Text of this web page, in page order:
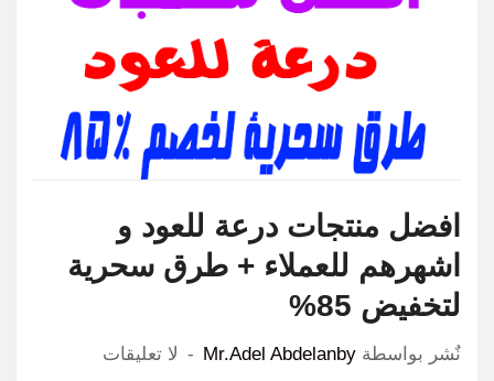
افضل منتجات درعة للعود و
اشهرهم للعملاء + طرق سحرية
لتخفيض 85%
نٌشر بواسطة Mr.Adel Abdelanby لا تعليقات